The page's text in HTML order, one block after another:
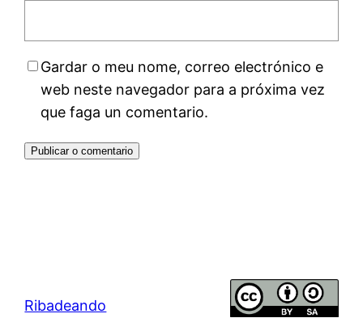
Gardar o meu nome, correo electrónico e
web neste navegador para a próxima vez
que faga un comentario.
Ribadeando